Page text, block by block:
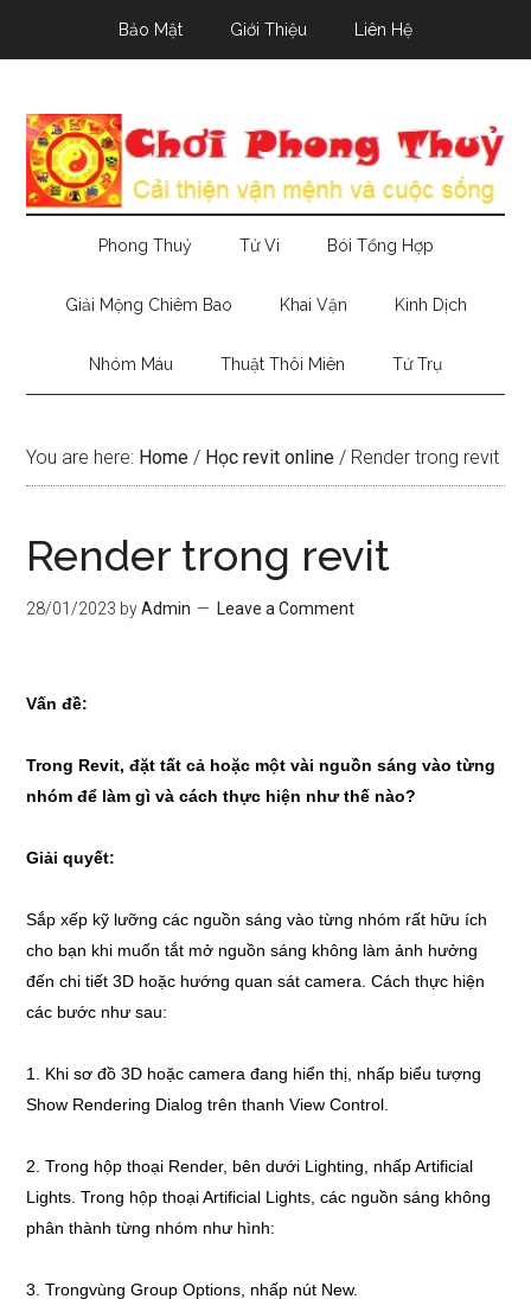
Bảo Mật Giới Thiệu Liên Hệ
Phong Thuỷ Tử Vi Bói Tổng Hợp
Giải Mộng Chiêm Bao Khai Vận Kinh Dịch
Nhóm Máu Thuật Thôi Miên Tứ Trụ
You are here: Home / Học revit online / Render trong revit
Render trong revit
28/01/2023 byAdmin Leave a Comment
Vấn đề:
Trong Revit, đặt tất cả hoặc một vài nguồn sáng vào từng
nhóm để làm gì và cách thực hiện như thế nào?
Giải quyết:
Sắp xếp kỹ lưỡng các nguồn sáng vào từng nhóm rất hữu ích
cho bạn khi muốn tắt mở nguồn sáng không làm ảnh hưởng
đến chi tiết 3D hoặc hướng quan sát camera. Cách thực hiện
các bước như sau:
1. Khi sơ đồ 3D hoặc camera đang hiển thị, nhấp biểu tượng
Show Rendering Dialog trên thanh View Control.
2. Trong hộp thoại Render, bên dưới Lighting, nhấp Artificial
Lights. Trong hộp thoại Artificial Lights, các nguồn sáng không
phân thành từng nhóm như hình:
3. Trongvùng Group Options, nhấp nút New.